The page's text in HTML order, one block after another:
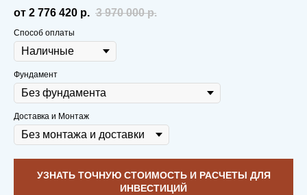
от 2 776 420 р. 3 970 000 р.
Способ оплаты
Фундамент
Доставка и Монтаж
УЗНАТЬ ТОЧНУЮ СТОИМОСТЬ И РАСЧЕТЫ ДЛЯ
ИНВЕСТИЦИЙ